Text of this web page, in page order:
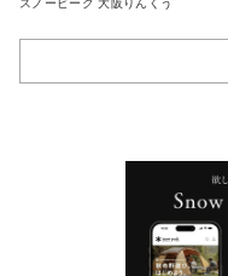
スノーピーク 大阪りんくう